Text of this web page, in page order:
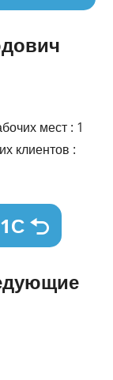
мест : 1
клиентов :